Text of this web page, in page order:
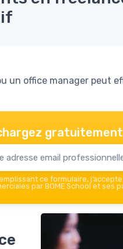
un office manager peut
ce formulaire,
par BOME School et ses